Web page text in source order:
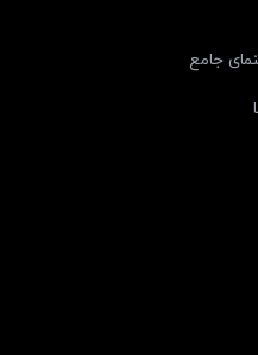
جامع